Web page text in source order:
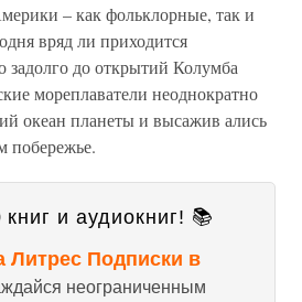
– как фольклорные, так и
вряд ли приходится
задолго до открытий Колумба
мореплаватели неоднократно
океан планеты и высажив ались
побережье.
и аудиокниг! 📚
Литрес Подписки в
неограниченным